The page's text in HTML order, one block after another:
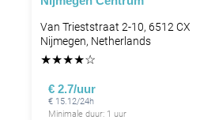
Van Trieststraat 2-10, 6512 CX
Nijmegen, Netherlands
★★★★☆
€ 2.7/uur
€ 15.12/24h
Minimale duur: 1 uur